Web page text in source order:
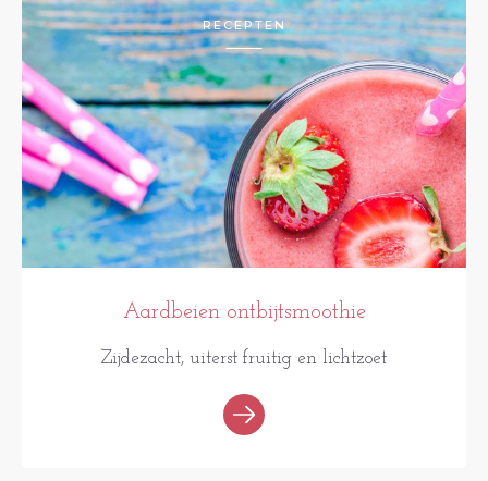
RECEPTEN
Aardbeien ontbijtsmoothie
Zijdezacht, uiterst fruitig en lichtzoet